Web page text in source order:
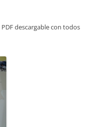
descargable con todos